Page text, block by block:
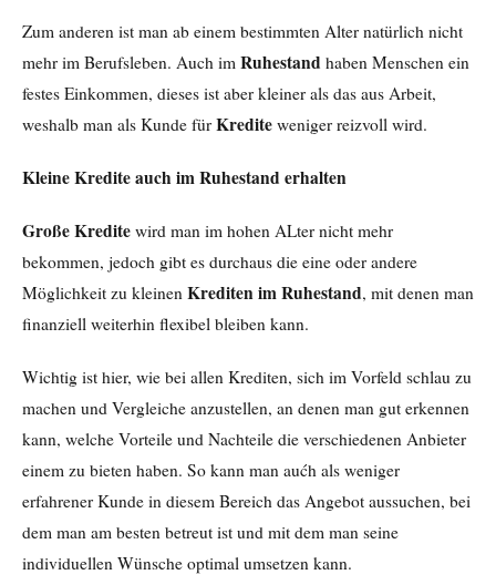
Zum anderen ist man ab einem bestimmten Alter natürlich nicht
mehr im Berufsleben. Auch im Ruhestand haben Menschen ein
festes Einkommen, dieses ist aber kleiner als das aus Arbeit,
weshalb man als Kunde für Kredite weniger reizvoll wird.
Kleine Kredite auch im Ruhestand erhalten
Große Kredite wird man im hohen ALter nicht mehr
bekommen, jedoch gibt es durchaus die eine oder andere
Möglichkeit zu kleinen Krediten im Ruhestand, mit denen man
finanziell weiterhin flexibel bleiben kann.
Wichtig ist hier, wie bei allen Krediten, sich im Vorfeld schlau zu
machen und Vergleiche anzustellen, an denen man gut erkennen
kann, welche Vorteile und Nachteile die verschiedenen Anbieter
einem zu bieten haben. So kann man aućh als weniger
erfahrener Kunde in diesem Bereich das Angebot aussuchen, bei
dem man am besten betreut ist und mit dem man seine
individuellen Wünsche optimal umsetzen kann.